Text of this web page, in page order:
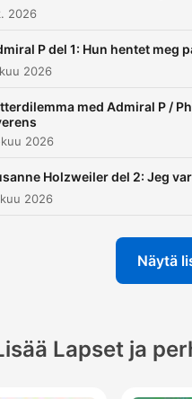
2026
P del 1: Hun hentet meg
2026
med Admiral P /
2026
Holzweiler del 2: Jeg
2026
Näytä
Lapset ja